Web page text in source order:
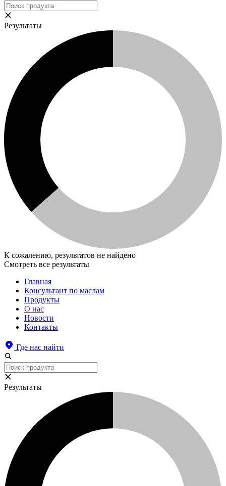
Результаты
К сожалению, результатов не найдено
Смотреть все результаты
Главная
Консультант по маслам
Продукты
О нас
Новости
Контакты
Где нас найти
Результаты